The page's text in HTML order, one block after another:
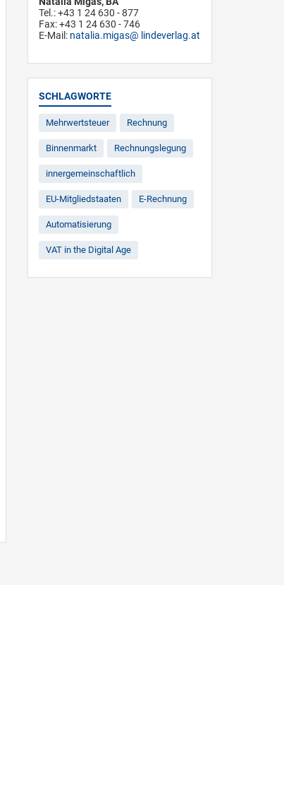
Tel.: +43 1 24 630 - 877
Fax: +43 1 24 630 - 746
E-Mail: natalia.migas lindeverlag.at
SCHLAGWORTE
Mehrwertsteuer Rechnung
Binnenmarkt Rechnungslegung
innergemeinschaftlich
EU-Mitgliedstaaten E-Rechnung
Automatisierung
VAT in the Digital Age